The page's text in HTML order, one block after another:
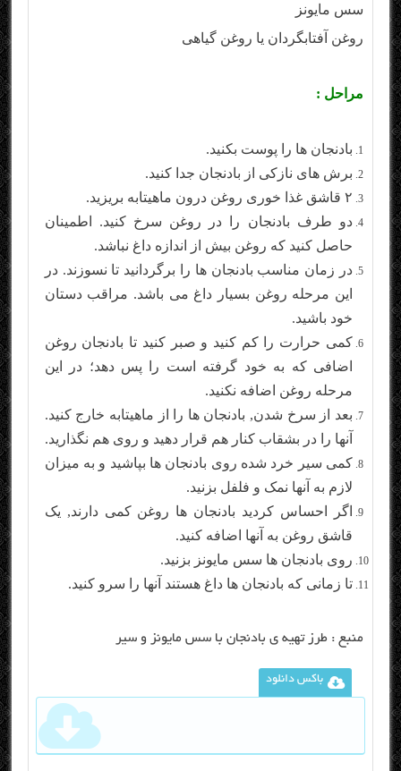
سس مایونز
روغن آفتابگردان یا روغن گیاهی
مراحل :
بادنجان ها را پوست بکنید.
برش های نازکی از بادنجان جدا کنید.
۲ قاشق غذا خوری روغن درون ماهیتابه بریزید.
دو طرف بادنجان را در روغن سرخ کنید. اطمینان
حاصل کنید که روغن بیش از اندازه داغ نباشد.
در زمان مناسب بادنجان ها را برگردانید تا نسوزند. در
این مرحله روغن بسیار داغ می باشد. مراقب دستان
خود باشید.
کمی حرارت را کم کنید و صبر کنید تا بادنجان روغن
اضافی که به خود گرفته است را پس دهد؛ در این
مرحله روغن اضافه نکنید.
بعد از سرخ شدن, بادنجان ها را از ماهیتابه خارج کنید.
آنها را در بشقاب کنار هم قرار دهید و روی هم نگذارید.
کمی سیر خرد شده روی بادنجان ها بپاشید و به میزان
لازم به آنها نمک و فلفل بزنید.
اگر احساس کردید بادنجان ها روغن کمی دارند, یک
قاشق روغن به آنها اضافه کنید.
روی بادنجان ها سس مایونز بزنید.
تا زمانی که بادنجان ها داغ هستند آنها را سرو کنید.
منبع :طرز تهیه ی بادنجان با سس مایونز و سیر
باکس دانلود